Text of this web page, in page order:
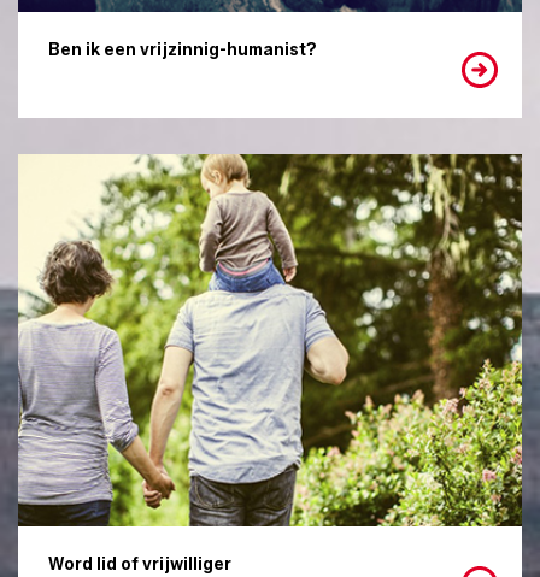
Ben ik een vrijzinnig-humanist?
Word lid of vrijwilliger